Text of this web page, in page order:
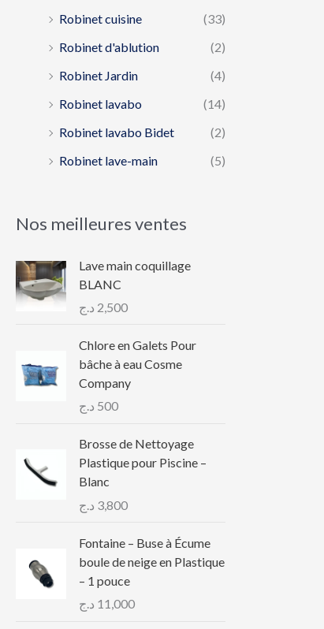
Robinet cuisine
(33)
Robinet d'ablution
(2)
Robinet Jardin
(4)
Robinet lavabo
(14)
Robinet lavabo Bidet
(2)
Robinet lave-main
(5)
Nos meilleures ventes
Lave main coquillage
BLANC
2,500 د.ج
Chlore en Galets Pour
bâche à eau Cosme
Company
500 د.ج
Brosse de Nettoyage
Plastique pour Piscine –
Blanc
3,800 د.ج
Fontaine – Buse à Écume
boule de neige en Plastique
– 1 pouce
11,000 د.ج